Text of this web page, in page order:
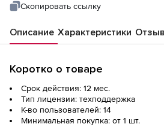
Скопировать ссылку
Описание Характеристики
Коротко о товаре
Срок действия: 12 мес.
Тип лицензии: техподдержка
К-во пользователей: 14
Минимальная покупка: от 1 шт.